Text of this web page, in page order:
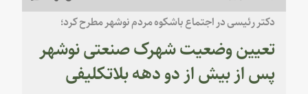
دکتر رئیسی در اجتماع باشکوه مردم نوشهر مطرح کرد؛
تعیین وضعیت شهرک صنعتی نوشهر
پس از بیش از دو دهه بلاتکلیفی